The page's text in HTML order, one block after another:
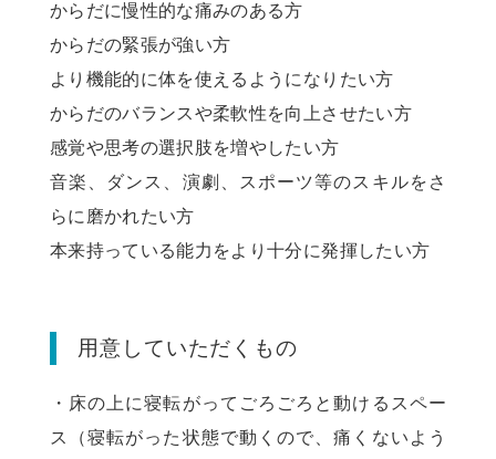
からだに慢性的な痛みのある方
からだの緊張が強い方
より機能的に体を使えるようになりたい方
からだのバランスや柔軟性を向上させたい方
感覚や思考の選択肢を増やしたい方
音楽、ダンス、演劇、スポーツ等のスキルをさ
らに磨かれたい方
本来持っている能力をより十分に発揮したい方
用意していただくもの
・床の上に寝転がってごろごろと動けるスペー
ス（寝転がった状態で動くので、痛くないよう